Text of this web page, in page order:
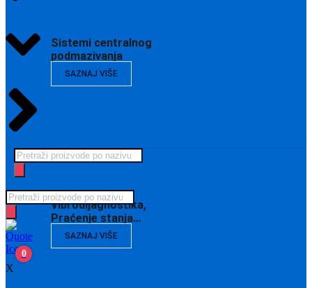
Sistemi centralnog
podmazivanja
SAZNAJ VIŠE
Vibrodijagnostika,
Praćenje stanja…
SAZNAJ VIŠE
Products
search
Products
search
0
X